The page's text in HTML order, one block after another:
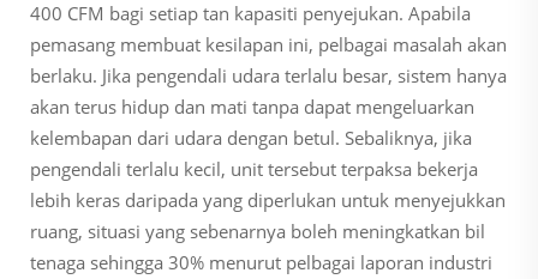
400 CFM bagi setiap tan kapasiti penyejukan. Apabila
pemasang membuat kesilapan ini, pelbagai masalah akan
berlaku. Jika pengendali udara terlalu besar, sistem hanya
akan terus hidup dan mati tanpa dapat mengeluarkan
kelembapan dari udara dengan betul. Sebaliknya, jika
pengendali terlalu kecil, unit tersebut terpaksa bekerja
lebih keras daripada yang diperlukan untuk menyejukkan
ruang, situasi yang sebenarnya boleh meningkatkan bil
tenaga sehingga 30% menurut pelbagai laporan industri